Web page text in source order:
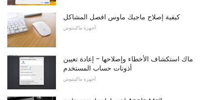
كيفية إصلاح ماجيك ماوس افصل المشاكل
أجهزة ماكينتوش
ماك استكشاف الأخطاء وإصلاحها - إعادة تعيين
أذونات حساب المستخدم
أجهزة ماكينتوش